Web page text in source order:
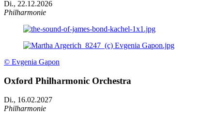
Di., 22.12.2026
Philharmonie
© Evgenia Gapon
Oxford Philharmonic Orchestra
Di., 16.02.2027
Philharmonie